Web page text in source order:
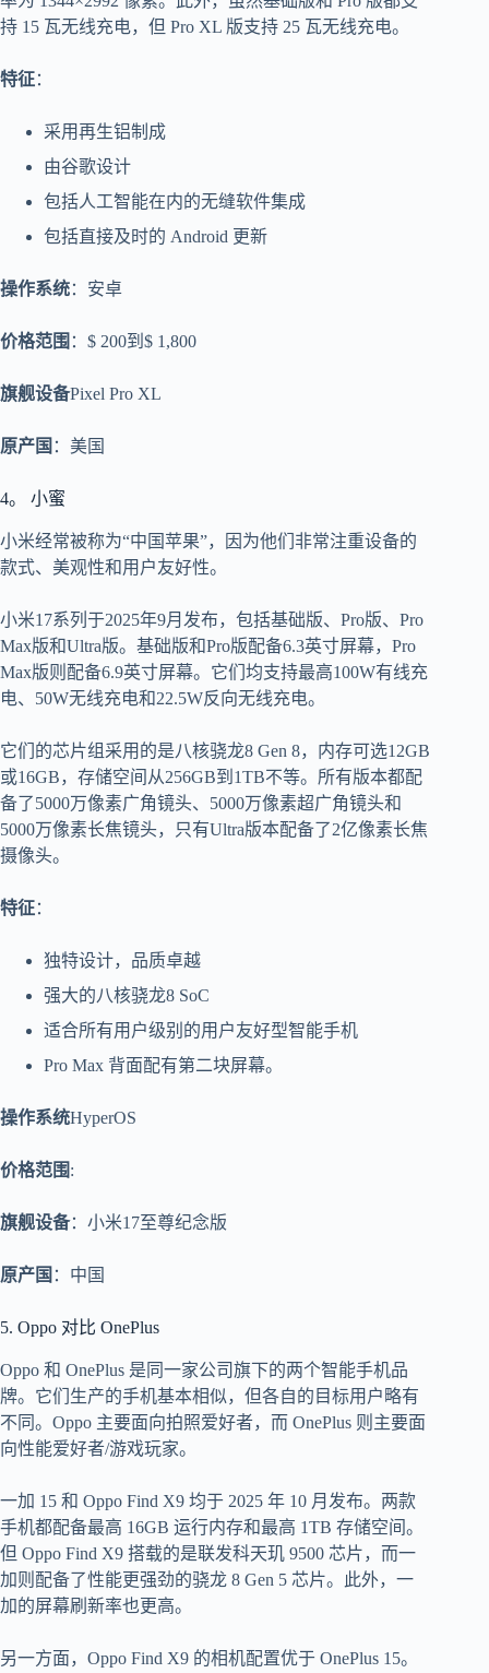
持 15 瓦无线充电，但 Pro XL 版支持 25 瓦无线充电。
特征：
采用再生铝制成
由谷歌设计
包括人工智能在内的无缝软件集成
包括直接及时的 Android 更新
操作系统：安卓
价格范围 ：$ 200到$ 1,800
旗舰设备Pixel Pro XL
原产国 ：美国
4。 小蜜
小米经常被称为“中国苹果”，因为他们非常注重设备的
款式、美观性和用户友好性。
小米17系列于2025年9月发布，包括基础版、Pro版、Pro
Max版和Ultra版。基础版和Pro版配备6.3英寸屏幕，Pro
Max版则配备6.9英寸屏幕。它们均支持最高100W有线充
电、50W无线充电和22.5W反向无线充电。
它们的芯片组采用的是八核骁龙8 Gen 8，内存可选12GB
或16GB，存储空间从256GB到1TB不等。所有版本都配
备了5000万像素广角镜头、5000万像素超广角镜头和
5000万像素长焦镜头，只有Ultra版本配备了2亿像素长焦
摄像头。
特征：
独特设计，品质卓越
强大的八核骁龙8 SoC
适合所有用户级别的用户友好型智能手机
Pro Max 背面配有第二块屏幕。
操作系统HyperOS
价格范围:
旗舰设备：小米17至尊纪念版
原产国 ：中国
5. Oppo 对比 OnePlus
Oppo 和 OnePlus 是同一家公司旗下的两个智能手机品
牌。它们生产的手机基本相似，但各自的目标用户略有
不同。Oppo 主要面向拍照爱好者，而 OnePlus 则主要面
向性能爱好者/游戏玩家。
一加 15 和 Oppo Find X9 均于 2025 年 10 月发布。两款
手机都配备最高 16GB 运行内存和最高 1TB 存储空间。
但 Oppo Find X9 搭载的是联发科天玑 9500 芯片，而一
加则配备了性能更强劲的骁龙 8 Gen 5 芯片。此外，一
加的屏幕刷新率也更高。
另一方面，Oppo Find X9 的相机配置优于 OnePlus 15。